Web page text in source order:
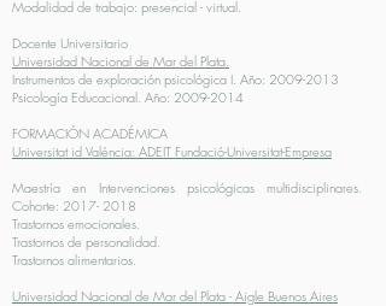
Modalidad de trabajo: presencial - virtual.
Docente Universitario
Universidad Nacional de Mar del Plata.
Instrumentos de exploración psicológica I. Año: 2009-2013
Psicología Educacional. Año: 2009-2014
FORMACIÓN ACADÉMICA
Universitat id Valéncia: ADEIT Fundació-Universitat-Empresa
Maestría en Intervenciones psicológicas multidisciplinares.
Cohorte: 2017- 2018
Trastornos emocionales.
Trastornos de personalidad.
Trastornos alimentarios.
Universidad Nacional de Mar del Plata - Aigle Buenos Aires